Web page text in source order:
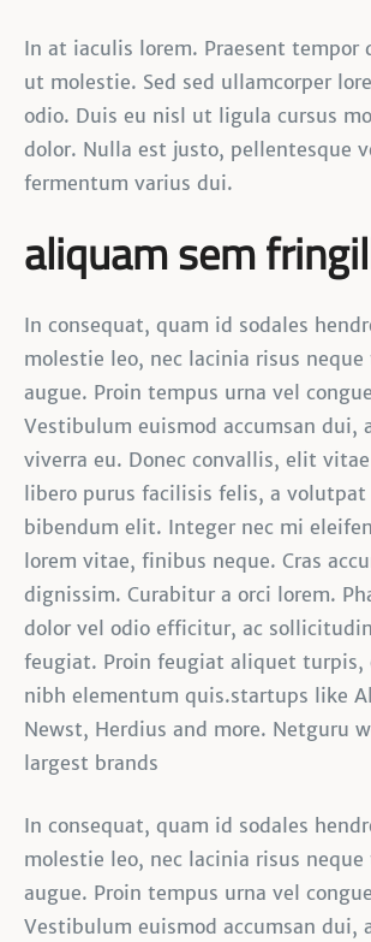
In at iaculis lorem. Praesent tempor
ut molestie. Sed sed ullamcorper
odio. Duis eu nisl ut ligula cursus
dolor. Nulla est justo, pellentesque
fermentum varius dui.
aliquam sem
In consequat, quam id sodales
molestie leo, nec lacinia risus
augue. Proin tempus urna vel
Vestibulum euismod accumsan dui,
viverra eu. Donec convallis, elit
libero purus facilisis felis, a
bibendum elit. Integer nec mi
lorem vitae, finibus neque. Cras
dignissim. Curabitur a orci lorem.
dolor vel odio efficitur, ac
feugiat. Proin feugiat aliquet turpis,
nibh elementum quis.startups like
Newst, Herdius and more. Netguru
largest brands
In consequat, quam id sodales
molestie leo, nec lacinia risus
augue. Proin tempus urna vel
Vestibulum euismod accumsan dui,